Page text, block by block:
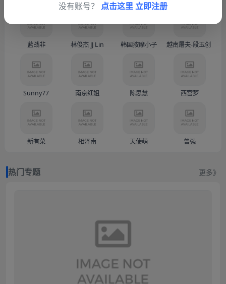
蓝战非 林俊杰 JJ Lin 韩国按摩小子 越南屠夫-段玉创（
Sunny77 南京红姐 陈思慧 西宫梦
新有菜 相泽南 天使萌 曾强
热门专题 更多》
没有账号？ 点击这里 立即注册